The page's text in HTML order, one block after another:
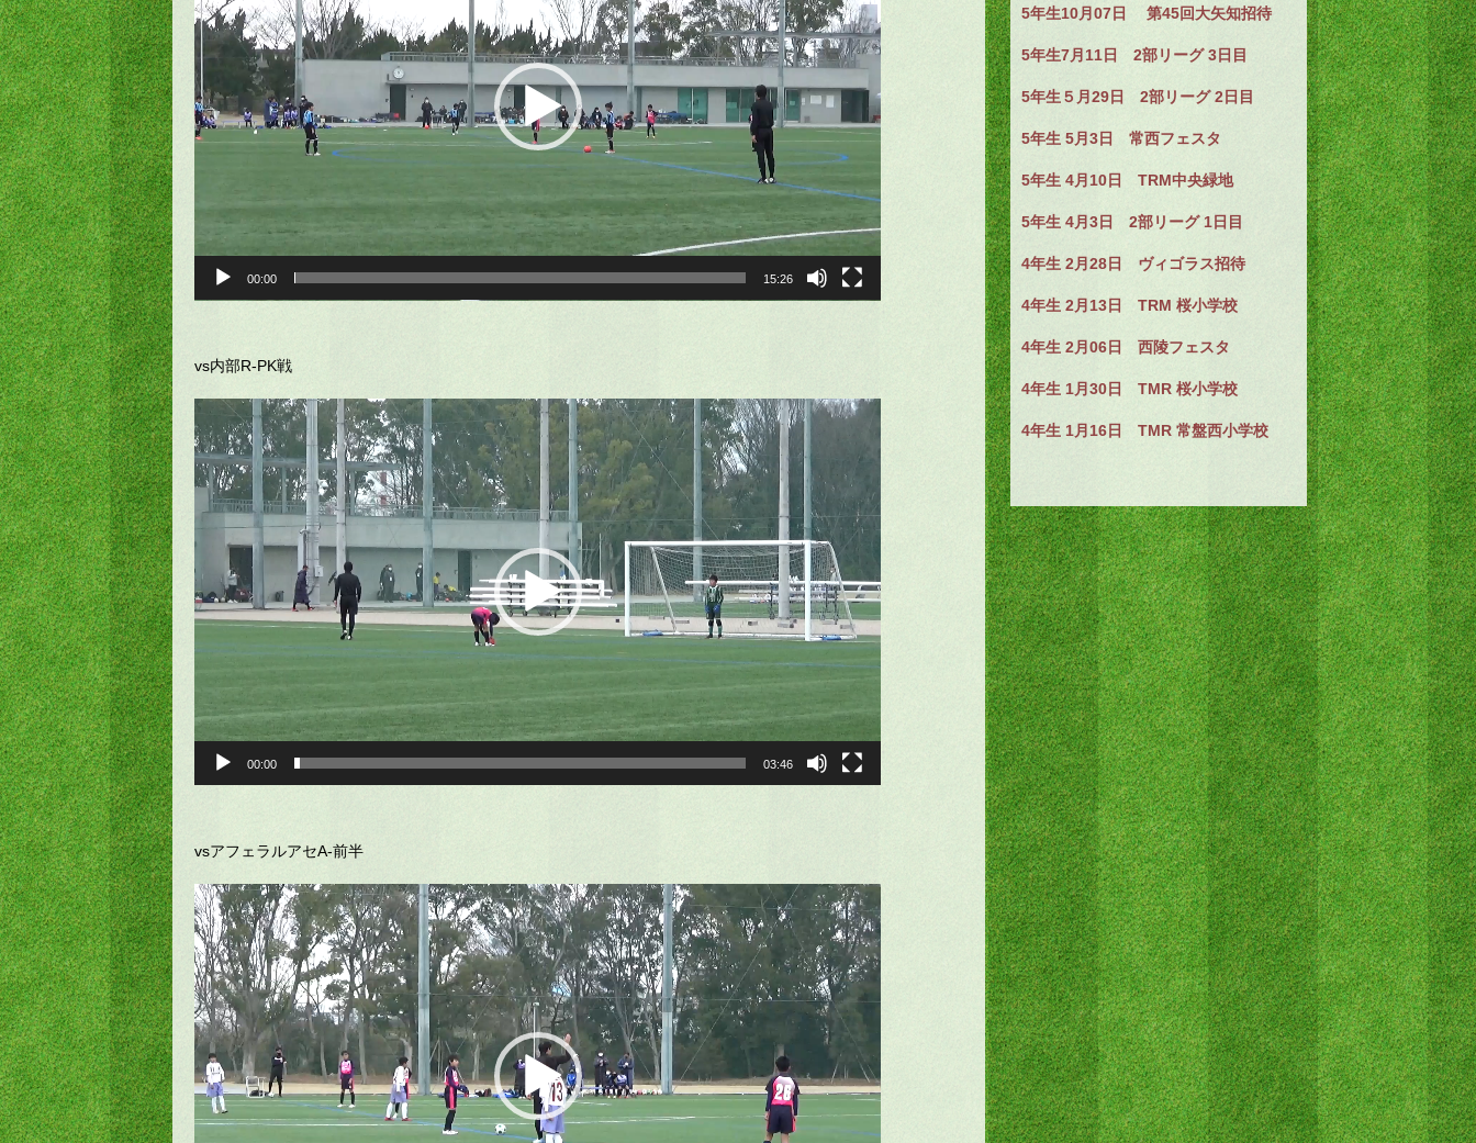
レ
ヤ
ー
00:00 15:26
vs内部R-PK戦
動
画
プ
ヤ
ー
00:00 03:46
vsアフェラルアセA-前半
動
画
プ
レ
ー
ヤ
ー
5年生10月07日 第45回大矢知招待
5年生7月11日 2部リーグ 3日目
5年生５月29日 2部リーグ 2日目
5年生 5月3日 常西フェスタ
5年生 4月10日 TRM中央緑地
5年生 4月3日 2部リーグ 1日目
4年生 2月28日 ヴィゴラス招待
4年生 2月13日 TRM 桜小学校
4年生 2月06日 西陵フェスタ
4年生 1月30日 TMR 桜小学校
4年生 1月16日 TMR 常盤西小学校